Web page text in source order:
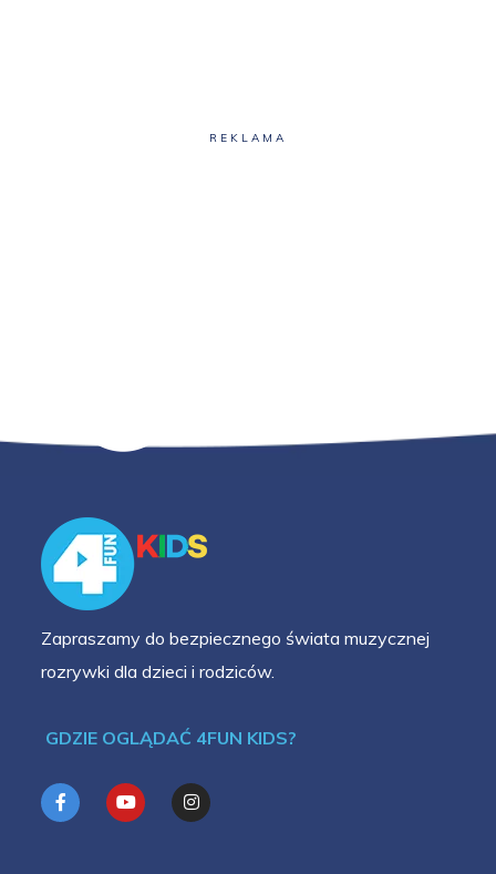
REKLAMA
Zapraszamy do bezpiecznego świata muzycznej
rozrywki dla dzieci i rodziców.
GDZIE OGLĄDAĆ 4FUN KIDS?